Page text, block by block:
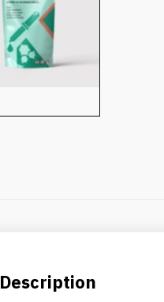
Description